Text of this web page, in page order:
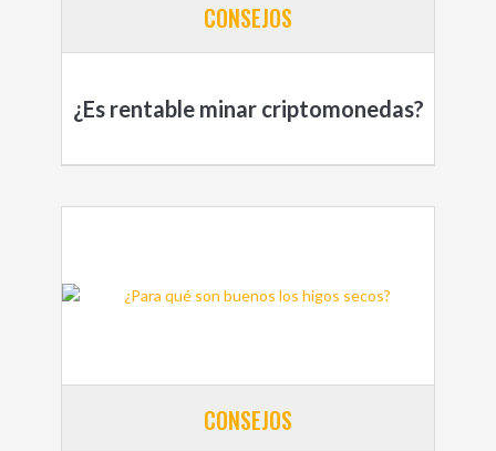
CONSEJOS
¿Es rentable minar criptomonedas?
CONSEJOS